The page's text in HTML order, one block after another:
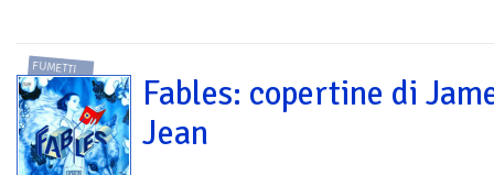
FUMETTI
Fables: copertine di
Jean